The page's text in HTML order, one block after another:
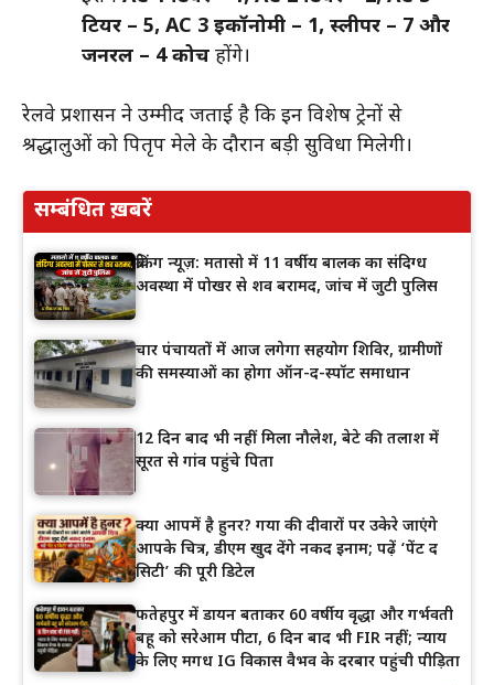
टियर – 5, AC 3 इकॉनोमी – 1, स्लीपर – 7 और
जनरल – 4 कोच होंगे।
रेलवे प्रशासन ने उम्मीद जताई है कि इन विशेष ट्रेनों से
श्रद्धालुओं को पितृपक्ष मेले के दौरान बड़ी सुविधा मिलेगी।
सम्बंधित ख़बरें
ब्रेकिंग न्यूज़: मतासो में 11 वर्षीय बालक का संदिग्ध
अवस्था में पोखर से शव बरामद, जांच में जुटी पुलिस
चार पंचायतों में आज लगेगा सहयोग शिविर, ग्रामीणों
की समस्याओं का होगा ऑन-द-स्पॉट समाधान
12 दिन बाद भी नहीं मिला नौलेश, बेटे की तलाश में
सूरत से गांव पहुंचे पिता
क्या आपमें है हुनर? गया की दीवारों पर उकेरे जाएंगे
आपके चित्र, डीएम खुद देंगे नकद इनाम; पढ़ें ‘पेंट द
सिटी’ की पूरी डिटेल
फतेहपुर में डायन बताकर 60 वर्षीय वृद्धा और गर्भवती
बहू को सरेआम पीटा, 6 दिन बाद भी FIR नहीं; न्याय
के लिए मगध IG विकास वैभव के दरबार पहुंची पीड़िता